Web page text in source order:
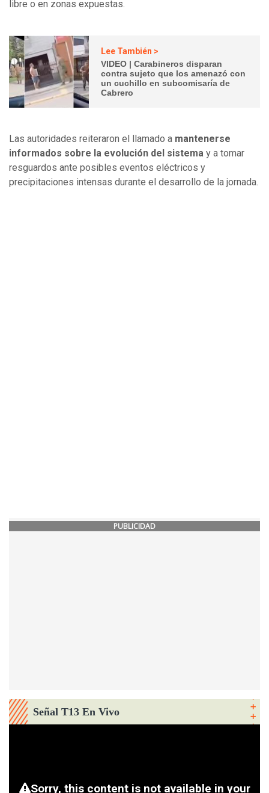
libre o en zonas expuestas.
Lee También >
VIDEO | Carabineros disparan
contra sujeto que los amenazó con
un cuchillo en subcomisaría de
Cabrero
Las autoridades reiteraron el llamado a mantenerse
informados sobre la evolución del sistema y a tomar
resguardos ante posibles eventos eléctricos y
precipitaciones intensas durante el desarrollo de la jornada.
PUBLICIDAD
Señal T13 En Vivo